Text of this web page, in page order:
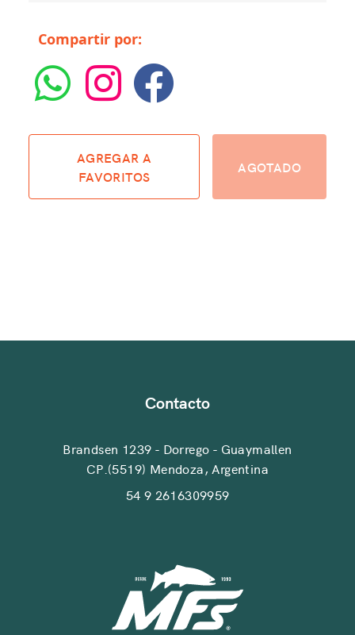
Compartir por:
AGREGAR A
FAVORITOS
AGOTADO
Contacto
Brandsen 1239 - Dorrego - Guaymallen
CP.(5519) Mendoza, Argentina
54 9 2616309959